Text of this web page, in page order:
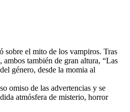
sobre el mito de los vampiros. Tras
también de gran altura, “Las
género, desde la momia al
omiso de las advertencias y se
atmósfera de misterio, horror